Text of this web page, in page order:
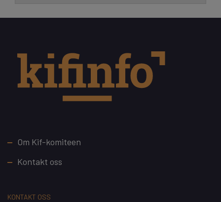
Footer
Om Kif-komiteen
Kontakt oss
KONTAKT OSS